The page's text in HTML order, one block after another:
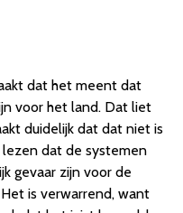
dat het meent dat
voor het land. Dat liet
duidelijk dat dat niet is
dat de systemen
gevaar zijn voor de
is verwarrend, want